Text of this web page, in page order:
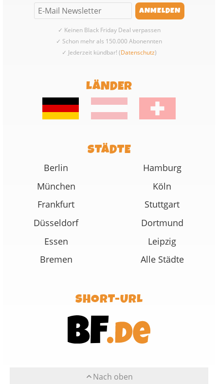
✓ Keinen Black Friday Deal verpassen
✓ Schon mehr als 150.000 Abonennten
✓ Jederzeit kündbar! (Datenschutz)
LÄNDER
STÄDTE
Berlin
Hamburg
München
Köln
Frankfurt
Stuttgart
Düsseldorf
Dortmund
Essen
Leipzig
Bremen
Alle Städte
SHORT-URL
Nach oben